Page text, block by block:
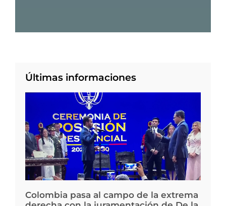
Últimas informaciones
Colombia pasa al campo de la extrema